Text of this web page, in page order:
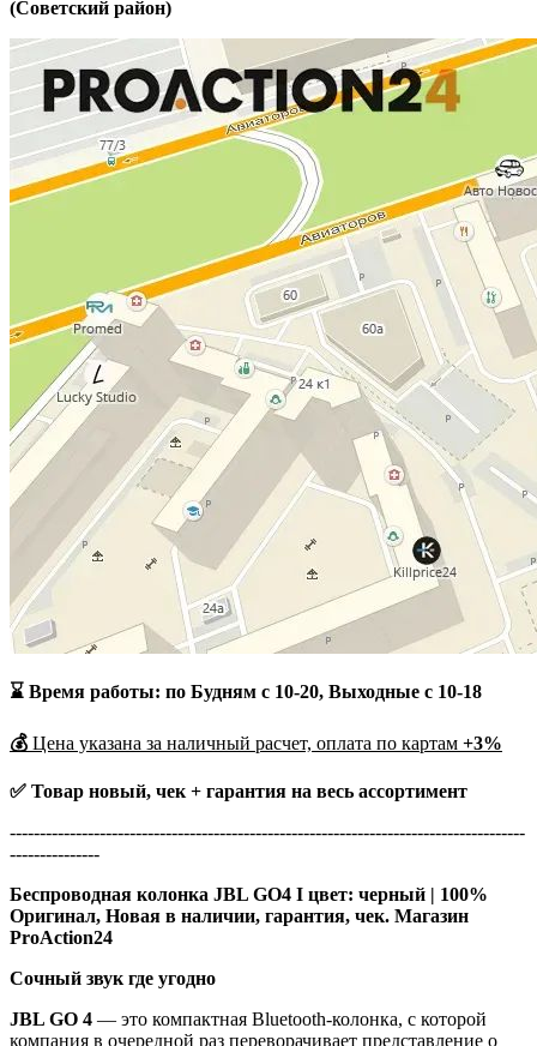
(Советский район)
⌛ Время работы: по Будням с 10-20, Выходные с 10-18
💰 Цена указана за наличный расчет, оплата по картам +3%
✅ Товар новый, чек + гарантия на весь ассортимент
--------------------------------------------------------------------------------------
---------------
Беспроводная колонка JBL GO4 I цвет: черный | 100%
Оригинал, Новая в наличии, гарантия, чек. Магазин
ProAction24
Сочный звук где угодно
JBL GO 4 — это компактная Bluetooth-колонка, с которой
компания в очередной раз переворачивает представление о